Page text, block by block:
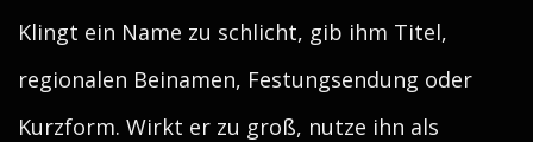
Klingt ein Name zu schlicht, gib ihm Titel,
regionalen Beinamen, Festungsendung oder
Kurzform. Wirkt er zu groß, nutze ihn als